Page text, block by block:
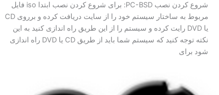
شروع کردن نصب PC-BSD: برای شروع کردن نصب ابتدا iso فایل
مربوط به ساختار سیستم خود را از سایت دریافت کرده و برروی CD
یا DVD رایت کرده و سیستم را از این طریق راه اندازی کنید به این
نکته توجه کنید که سیستم شما باید از طریق CD یا DVD راه اندازی
شود برای